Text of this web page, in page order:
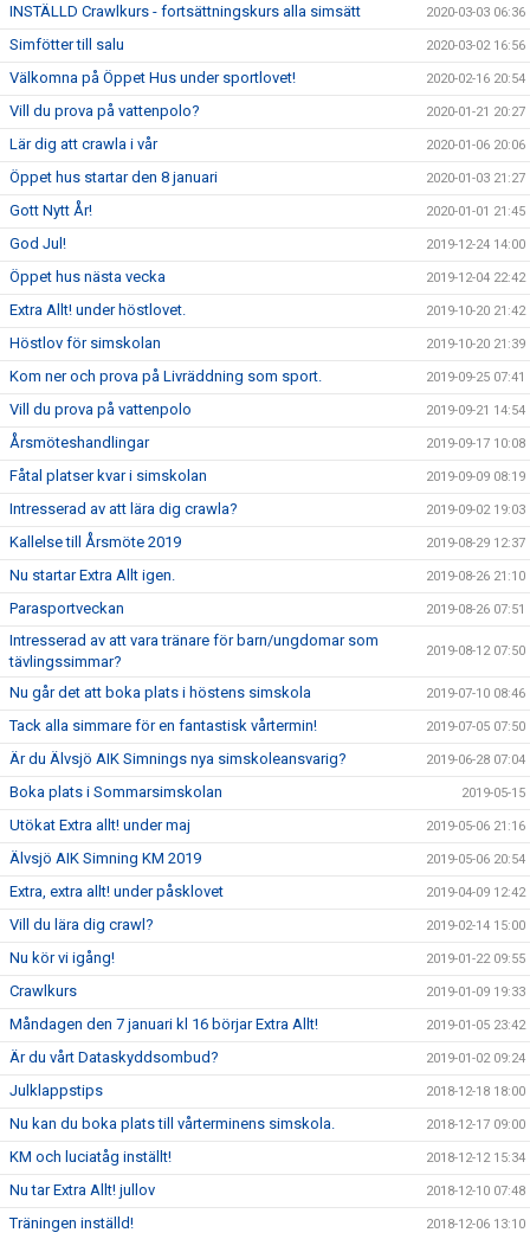
INSTÄLLD Crawlkurs - fortsättningskurs alla simsätt 2020-03-03 06:36
Simfötter till salu 2020-03-02 16:56
Välkomna på Öppet Hus under sportlovet! 2020-02-16 20:54
Vill du prova på vattenpolo? 2020-01-21 20:27
Lär dig att crawla i vår 2020-01-06 20:06
Öppet hus startar den 8 januari 2020-01-03 21:27
Gott Nytt År! 2020-01-01 21:45
God Jul! 2019-12-24 14:00
Öppet hus nästa vecka 2019-12-04 22:42
Extra Allt! under höstlovet. 2019-10-20 21:42
Höstlov för simskolan 2019-10-20 21:39
Kom ner och prova på Livräddning som sport. 2019-09-25 07:41
Vill du prova på vattenpolo 2019-09-21 14:54
Årsmöteshandlingar 2019-09-17 10:08
Fåtal platser kvar i simskolan 2019-09-09 08:19
Intresserad av att lära dig crawla? 2019-09-02 19:03
Kallelse till Årsmöte 2019 2019-08-29 12:37
Nu startar Extra Allt igen. 2019-08-26 21:10
Parasportveckan 2019-08-26 07:51
Intresserad av att vara tränare för barn/ungdomar som
tävlingssimmar?
2019-08-12 07:50
Nu går det att boka plats i höstens simskola 2019-07-10 08:46
Tack alla simmare för en fantastisk vårtermin! 2019-07-05 07:50
Är du Älvsjö AIK Simnings nya simskoleansvarig? 2019-06-28 07:04
Boka plats i Sommarsimskolan 2019-05-15
Utökat Extra allt! under maj 2019-05-06 21:16
Älvsjö AIK Simning KM 2019 2019-05-06 20:54
Extra, extra allt! under påsklovet 2019-04-09 12:42
Vill du lära dig crawl? 2019-02-14 15:00
Nu kör vi igång! 2019-01-22 09:55
Crawlkurs 2019-01-09 19:33
Måndagen den 7 januari kl 16 börjar Extra Allt! 2019-01-05 23:42
Är du vårt Dataskyddsombud? 2019-01-02 09:24
Julklappstips 2018-12-18 18:00
Nu kan du boka plats till vårterminens simskola. 2018-12-17 09:00
KM och luciatåg inställt! 2018-12-12 15:34
Nu tar Extra Allt! jullov 2018-12-10 07:48
Träningen inställd! 2018-12-06 13:10